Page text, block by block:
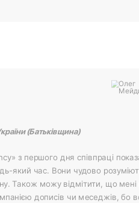
(Батьківщина)
з першого дня співпраці
який час. Вони чудово
Також можу відмітити, що
дописів чи меседжів,